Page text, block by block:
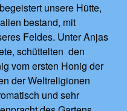
unsere Hütte,
bestand, mit
Feldes. Unter Anjas
schüttelten den
vom ersten Honig der
der Weltreligionen
und sehr